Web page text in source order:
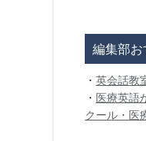
編集部お
・ 英会話教
・ 医療英語
クール・医